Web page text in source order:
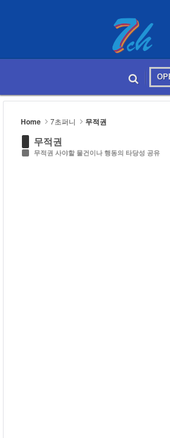
메뉴 건너뛰기
본문시작
Home 7초퍼니 무적권
무적권
무적권 사야할 물건이나 행동의 타당성 공유
Sketchbook5, 스케치
Sketchbook5, 스케치